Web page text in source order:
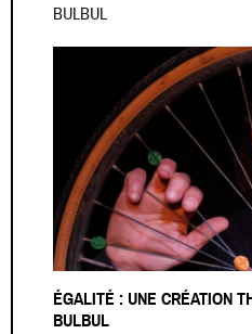
BULBUL
ÉGALITÉ : UNE CRÉATION
BULBUL